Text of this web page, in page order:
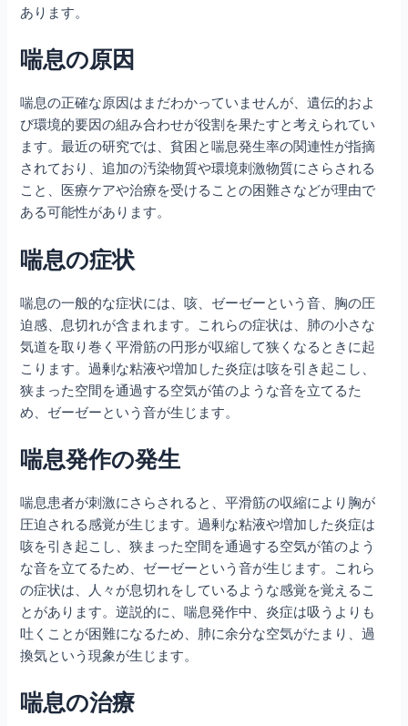
あります。
喘息の原因
喘息の正確な原因はまだわかっていませんが、遺伝的およ
び環境的要因の組み合わせが役割を果たすと考えられてい
ます。最近の研究では、貧困と喘息発生率の関連性が指摘
されており、追加の汚染物質や環境刺激物質にさらされる
こと、医療ケアや治療を受けることの困難さなどが理由で
ある可能性があります。
喘息の症状
喘息の一般的な症状には、咳、ゼーゼーという音、胸の圧
迫感、息切れが含まれます。これらの症状は、肺の小さな
気道を取り巻く平滑筋の円形が収縮して狭くなるときに起
こります。過剰な粘液や増加した炎症は咳を引き起こし、
狭まった空間を通過する空気が笛のような音を立てるた
め、ゼーゼーという音が生じます。
喘息発作の発生
喘息患者が刺激にさらされると、平滑筋の収縮により胸が
圧迫される感覚が生じます。過剰な粘液や増加した炎症は
咳を引き起こし、狭まった空間を通過する空気が笛のよう
な音を立てるため、ゼーゼーという音が生じます。これら
の症状は、人々が息切れをしているような感覚を覚えるこ
とがあります。逆説的に、喘息発作中、炎症は吸うよりも
吐くことが困難になるため、肺に余分な空気がたまり、過
換気という現象が生じます。
喘息の治療